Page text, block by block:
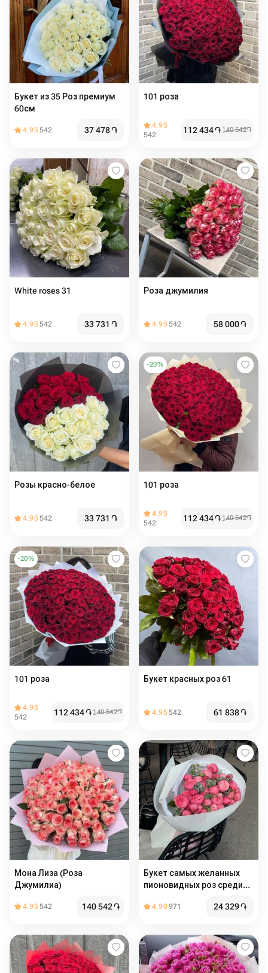
Букет из 35 Роз премиум
60см
4.95542 37 478֏
101 роза
4.95
542
112 434֏ 140 542֏
White roses 31
4.95542 33 731 ֏
Роза джумилия
4.95542 58 000֏
Розы красно-белое
4.95542 33 731 ֏
-20%
101 роза
4.95
542
112 434֏ 140 542֏
-20%
101 роза
4.95
542
112 434֏ 140 542֏
Букет красных роз 61
4.95542 61 838֏
Мона Лиза (Роза
Джумилиа)
4.95542 140 542֏
Букет самых желанных
пионовидных роз среди
4.90971 24 329֏